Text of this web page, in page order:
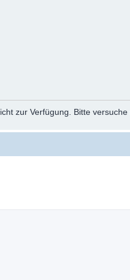
zur Verfügung. Bitte